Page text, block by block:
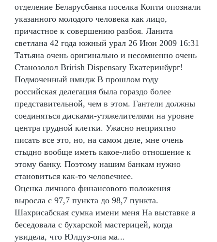
отделение Беларусбанка поселка Копти опознали
указанного молодого человека как лицо,
причастное к совершению разбоя. Ланита
светлана 42 года южный урал 26 Июн 2009 16:31
Татьяна очень оригинально и несомненно очень
Станозолол Brirish Dispensary Екатеринбург!
Подмоченный имидж В прошлом году
российская делегация была гораздо более
представительной, чем в этом. Гантели должны
соединяться дисками-утяжелителями на уровне
центра грудной клетки. Ужасно неприятно
писать все это, но, на самом деле, мне очень
стыдно вообще иметь какое-либо отношение к
этому банку. Поэтому нашим банкам нужно
становиться как-то человечнее.
Оценка личного финансового положения
выросла с 97,7 пункта до 98,7 пункта.
Шахрисабская сумка имени меня На выставке я
беседовала с бухарской мастерицей, когда
увидела, что Юлдуз-опа ма...